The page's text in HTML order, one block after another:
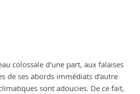
colossale d'une part, aux falaises
de ses abords immédiats d'autre
sont adoucies. De ce fait,